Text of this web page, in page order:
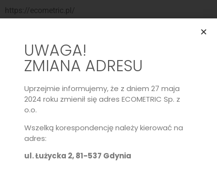
https://ecometric.pl/
UWAGA!
ZMIANA ADRESU
Uprzejmie informujemy, że z dniem 27 maja
2024 roku zmienił się adres ECOMETRIC Sp. z
o.o.
Wszelką korespondencję należy kierować na
adres:
ul. Łużycka 2, 81-537 Gdynia